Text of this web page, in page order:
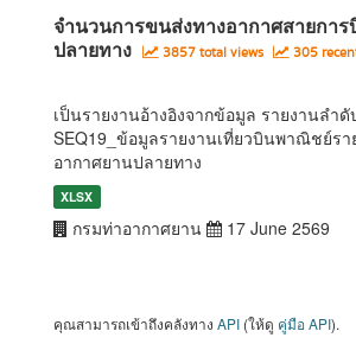
จำนวนการขนส่งทางอากาศสายก
ปลายทาง
3857 total views 305
เป็นรายงานอ้างอิงจากข้อมูล รายงานลำดั
SEQ19_ข้อมูลรายงานเที่ยวบินพาณิชย์รา
อากาศยานปลายทาง
XLSX
กรมท่าอากาศยาน 17 June 2569
คุณสามารถเข้าถึงคลังทาง API (ให้ดู คู่มือ API).